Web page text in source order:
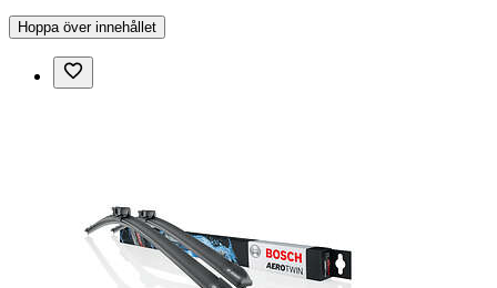
Hoppa över innehållet